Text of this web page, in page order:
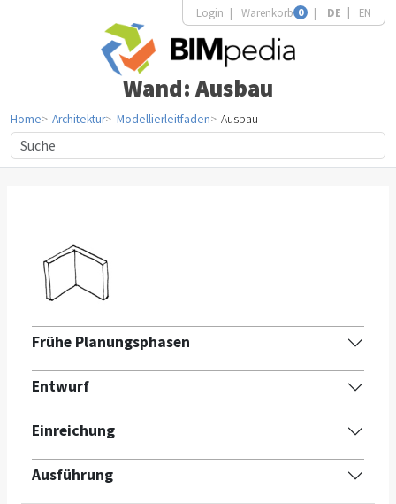
Login Warenkorb 0 DE EN
Wand: Ausbau
Home Architektur Modellierleitfaden Ausbau
Frühe Planungsphasen
Entwurf
Einreichung
Ausführung